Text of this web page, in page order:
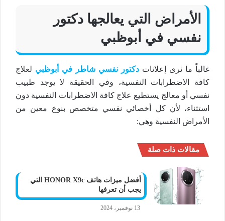
الأمراض التي يعالجها دكتور
نفسي في أبوظبي
غالباً ما نرى إعلانات دكتور نفسي شاطر في أبوظبي لعلاج
كافة الاضطرابات النفسية، وفي الحقيقة لا يوجد طبيب
نفسي أو معالج يستطيع علاج كافة الاضطرابات النفسية دون
استثناء، لأن كل أخصائي نفسي متخصص بنوع معين من
الأمراض النفسية وهي:
مقالات ذات صلة
أفضل ميزات هاتف HONOR X9c التي
يجب أن تعرفها
13 نوفمبر، 2024